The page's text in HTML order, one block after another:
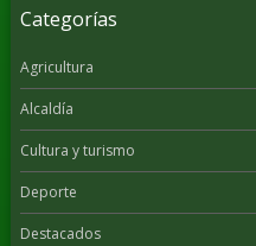
Categorías
Agricultura
Alcaldía
Cultura y turismo
Deporte
Destacados